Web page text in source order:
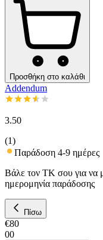
Προσθήκη στο καλάθι
Addendum
3.50
(1)
Παράδοση 4-9 ημέρες
Βάλε τον ΤΚ σου για να
ημερομηνία παράδοσης
Πίσω
€80
00